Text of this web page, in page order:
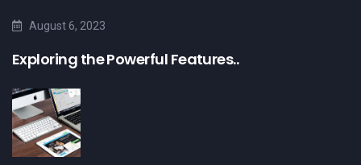
August 6, 2023
Exploring the Powerful Features..